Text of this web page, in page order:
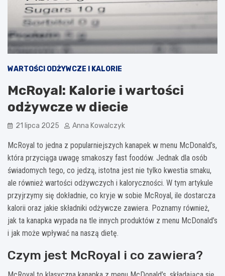
WARTOŚCI ODŻYWCZE I KALORIE
McRoyal: Kalorie i wartości
odżywcze w diecie
21 lipca 2025 Anna Kowalczyk
McRoyal to jedna z popularniejszych kanapek w menu McDonald’s,
która przyciąga uwagę smakoszy fast foodów. Jednak dla osób
świadomych tego, co jedzą, istotna jest nie tylko kwestia smaku,
ale również wartości odżywczych i kaloryczności. W tym artykule
przyjrzymy się dokładnie, co kryje w sobie McRoyal, ile dostarcza
kalorii oraz jakie składniki odżywcze zawiera. Poznamy również,
jak ta kanapka wypada na tle innych produktów z menu McDonald’s
i jak może wpływać na naszą dietę.
Czym jest McRoyal i co zawiera?